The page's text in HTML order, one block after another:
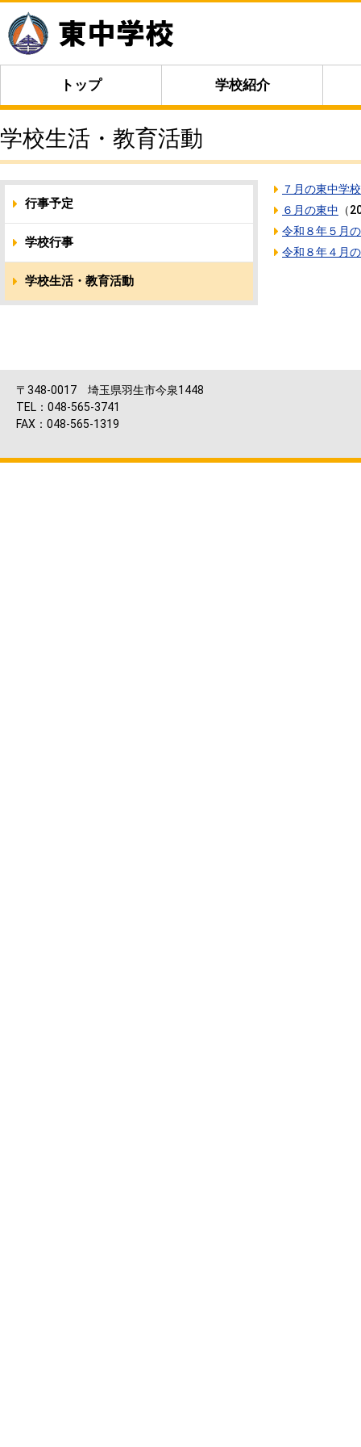
トップ 学校紹介
学校生活・教育活動
７月の東中学校
６月の東中 （
令和８年５月
令和８年４月
行事予定
学校行事
学校生活・教育活動
〒348-0017 埼玉県羽生市今泉1448
TEL：048-565-3741
FAX：048-565-1319